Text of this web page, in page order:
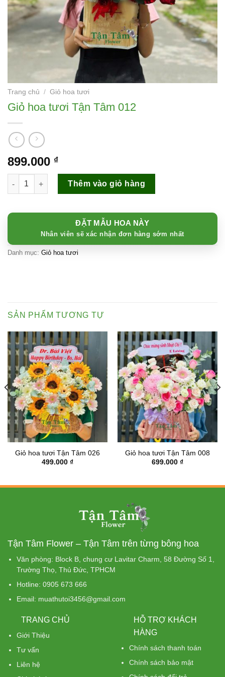
Trang chủ / Giỏ hoa tươi
Giỏ hoa tươi Tận Tâm 012
899.000 ₫
Giỏ hoa tươi Tận Tâm 012 số lượng
Thêm vào giỏ hàng
ĐẶT MẪU HOA NÀY
Nhân viên sẽ xác nhận đơn hàng sớm nhất
Danh mục: Giỏ hoa tươi
SẢN PHẨM TƯƠNG TỰ
Giỏ hoa tươi Tận Tâm 026
499.000 ₫
Giỏ hoa tươi Tận Tâm 008
699.000 ₫
Tận Tâm Flower – Tận Tâm trên từng bông hoa
Văn phòng: Block B, chung cư Lavitar Charm, 58 Đường Số 1,
Trường Thọ, Thủ Đức, TPHCM
Hotline: 0905 673 666
Email: muathutoi3456@gmail.com
TRANG CHỦ
Giới Thiệu
Tư vấn
Liên hệ
HỖ TRỢ KHÁCH
HÀNG
Chính sách thanh toán
Chính sách bảo mật